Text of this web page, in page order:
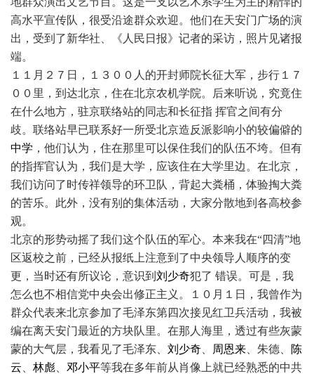
高水平宣传队，很受沿途群众欢迎。他们在天安门广场的演
出，受到了新华社、《人民日报》记者的采访，照片见诸报
端。
１１月２７日，１３００人的开封师院长征大军，步行１７
００里，到达北京，住在北京农机学院。后来听说，究竟住
在什么地方，驻京联络站的同志和长征指 挥官之间有分
歧。联络站早已联系好一所受北京造反派影响小的较偏僻的
中学 ，他们认为，住在那里可以保住我们的队伍不垮。但有
的指挥官认为，我们是大学，应该住在大学里边。在北京，
我们访问了时传祥领导的环卫队，背起大粪桶，体验掏大粪
的苦乐。此外，没有别的集体活动，大家分散地到各高校参
观。
北京的形势动摇了我们这个队伍的军心。本来我在“四清”地
区返校之前，已经从报纸上注意到了中央领导人顺序的变
更，当时还有所议论，意识到 刘少奇犯了 错误。可是，我
怎么也不相信党中央会出修正主义。１０月１日，我曾作为
群众代表来北京参加了毛泽东第四次接见红卫兵活动，我被
编在离天安门最近的方块队里。在那人海里，透过有些灰蒙
蒙的大气层，我看见了毛泽东、 刘少奇 周恩来 、朱德、
陈
云
林彪 邓小平等我在多年前从肖像上就已经熟悉的中共